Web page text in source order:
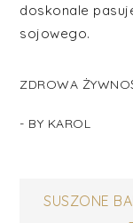
doskonale
sojowego.
ZDROWA
- BY KAROL
SUSZONE